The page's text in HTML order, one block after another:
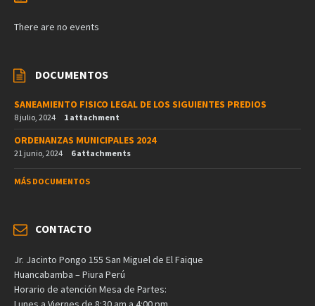
There are no events
DOCUMENTOS
SANEAMIENTO FISICO LEGAL DE LOS SIGUIENTES PREDIOS
8 julio, 2024 1 attachment
ORDENANZAS MUNICIPALES 2024
21 junio, 2024 6 attachments
MÁS DOCUMENTOS
CONTACTO
Jr. Jacinto Pongo 155 San Miguel de El Faique
Huancabamba – Piura Perú
Horario de atención Mesa de Partes: